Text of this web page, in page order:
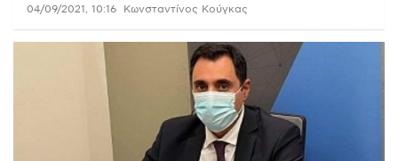
04/09/2021, 10:16 Κωνσταντίνος Κούγκας